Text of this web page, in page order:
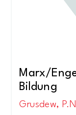
Marx/
Bildung
Grusdew,